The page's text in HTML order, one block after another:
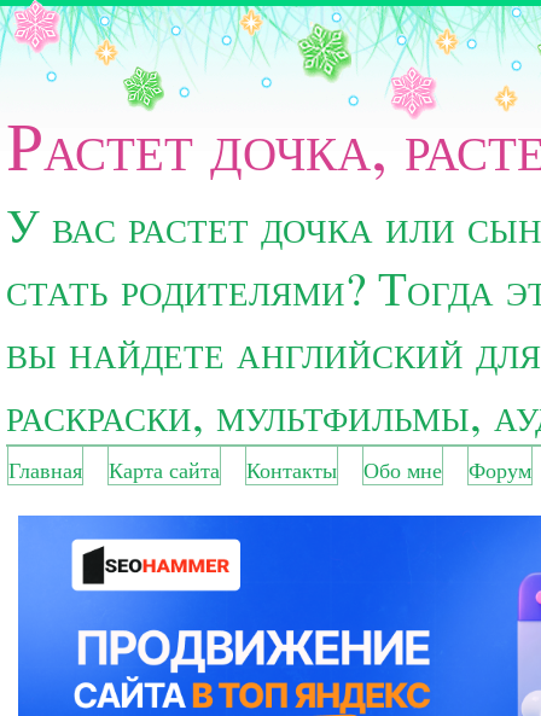
Растет дочка,
У вас растет дочка или
стать родителями? Тогда
вы найдете английский
раскраски, мультфильмы,
Главная Карта сайта Контакты Обо мне Форум